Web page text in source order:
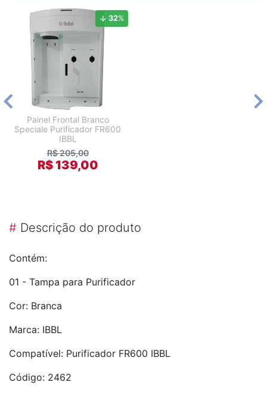
32%
Painel Frontal Branco
Speciale Purificador FR600
IBBL
R$ 205,00
R$ 139,00
# Descrição do produto
Contém:
01 - Tampa para Purificador
Cor: Branca
Marca: IBBL
Compatível: Purificador FR600 IBBL
Código: 2462